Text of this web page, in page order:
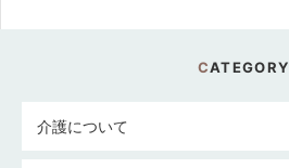
CATEGORY
介護について